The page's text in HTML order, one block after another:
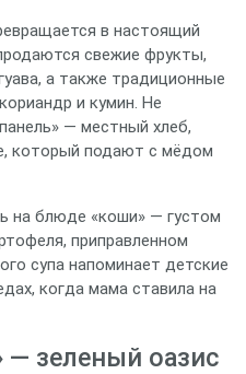
в настоящий
свежие фрукты,
а также традиционные
и кумин. Не
— местный хлеб,
который подают с мёдом
на блюде «коши» — густом
приправленном
супа напоминает детские
когда мама ставила на
— зеленый оазис